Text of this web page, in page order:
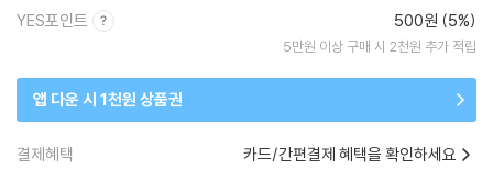
YES포인트 500원 (5%)
5만원 이상 구매 시 2천원 추가 적립
앱 다운 시 1천원 상품권
결제혜택 카드/간편결제 혜택을 확인하세요